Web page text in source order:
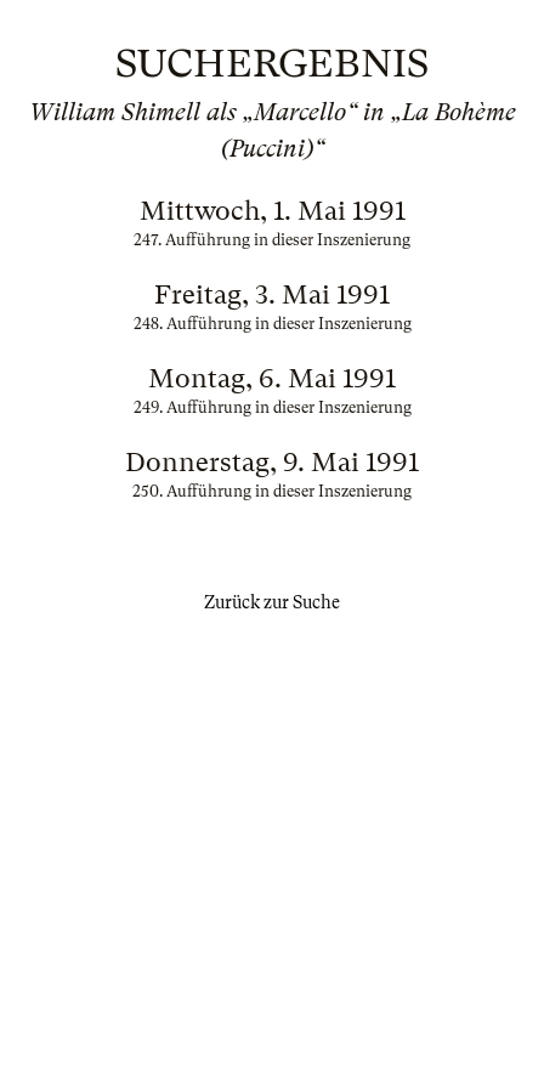
SUCHERGEBNIS
William Shimell als „Marcello“ in „La Bohème
(Puccini)“
Mittwoch, 1. Mai 1991
247. Aufführung in dieser Inszenierung
Freitag, 3. Mai 1991
248. Aufführung in dieser Inszenierung
Montag, 6. Mai 1991
249. Aufführung in dieser Inszenierung
Donnerstag, 9. Mai 1991
250. Aufführung in dieser Inszenierung
Zurück zur Suche